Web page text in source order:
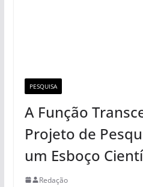
PESQUISA
A Função
Projeto de
um Esboço
Redação